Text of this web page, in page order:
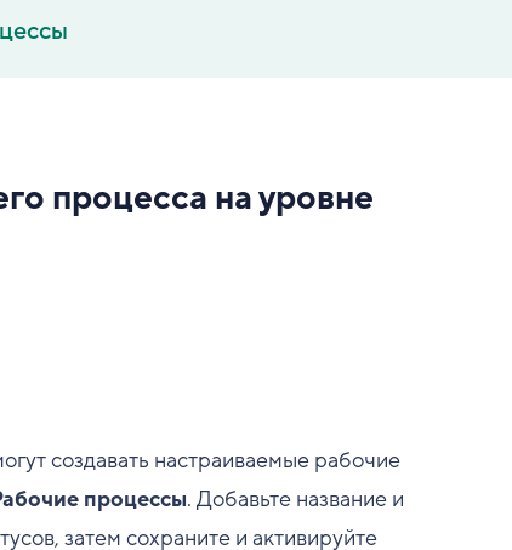
процесса на уровне
создавать настраиваемые рабочие
процессы. Добавьте название и
затем сохраните и активируйте